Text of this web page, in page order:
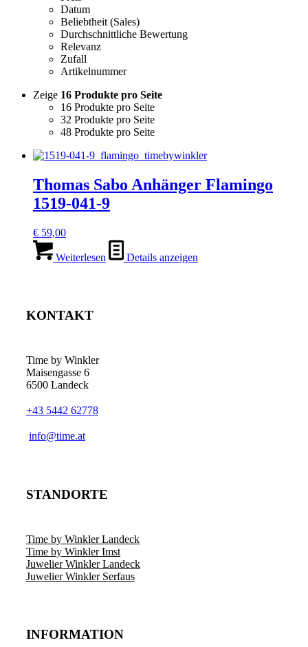
Datum
Beliebtheit (Sales)
Durchschnittliche Bewertung
Relevanz
Zufall
Artikelnummer
Zeige 16 Produkte pro Seite
16 Produkte pro Seite
32 Produkte pro Seite
48 Produkte pro Seite
Thomas Sabo Anhänger Flamingo
1519-041-9
€ 59,00
Weiterlesen Details anzeigen
KONTAKT
Time by Winkler
Maisengasse 6
6500 Landeck
+43 5442 62778
­info@time.at
STANDORTE
Time by Winkler Landeck
Time by Winkler Imst
Juwelier Winkler Landeck
Juwelier Winkler Serfaus
INFORMATION